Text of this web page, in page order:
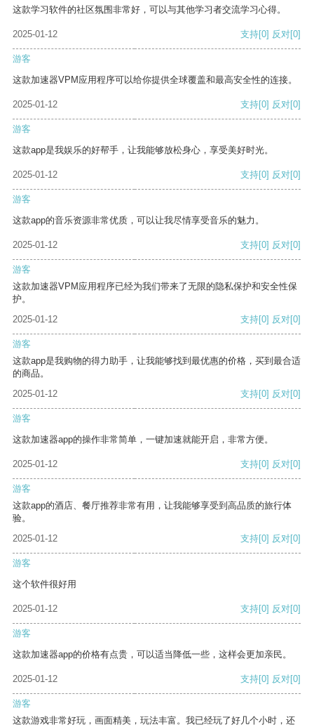
这款学习软件的社区氛围非常好，可以与其他学习者交流学习心得。
2025-01-12 支持[0] 反对[0]
游客
这款加速器VPM应用程序可以给你提供全球覆盖和最高安全性的连接。
2025-01-12 支持[0] 反对[0]
游客
这款app是我娱乐的好帮手，让我能够放松身心，享受美好时光。
2025-01-12 支持[0] 反对[0]
游客
这款app的音乐资源非常优质，可以让我尽情享受音乐的魅力。
2025-01-12 支持[0] 反对[0]
游客
这款加速器VPM应用程序已经为我们带来了无限的隐私保护和安全性保
护。
2025-01-12
支持[0] 反对[0]
游客
这款app是我购物的得力助手，让我能够找到最优惠的价格，买到最合适
的商品。
2025-01-12
支持[0] 反对[0]
游客
这款加速器app的操作非常简单，一键加速就能开启，非常方便。
2025-01-12 支持[0] 反对[0]
游客
这款app的酒店、餐厅推荐非常有用，让我能够享受到高品质的旅行体
验。
2025-01-12
支持[0] 反对[0]
游客
这个软件很好用
2025-01-12 支持[0] 反对[0]
游客
这款加速器app的价格有点贵，可以适当降低一些，这样会更加亲民。
2025-01-12 支持[0] 反对[0]
游客
这款游戏非常好玩，画面精美，玩法丰富。我已经玩了好几个小时，还